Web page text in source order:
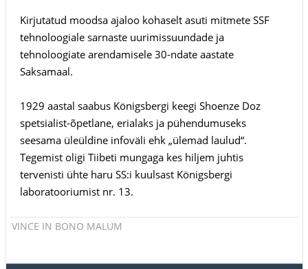
Kirjutatud moodsa ajaloo kohaselt asuti mitmete SSF
tehnoloogiale sarnaste uurimissuundade ja
tehnoloogiate arendamisele 30-ndate aastate
Saksamaal.
1929 aastal saabus Königsbergi keegi Shoenze Doz
spetsialist-õpetlane, erialaks ja pühendumuseks
seesama üleüldine infoväli ehk „ülemad laulud“.
Tegemist oligi Tiibeti mungaga kes hiljem juhtis
tervenisti ühte haru SS:i kuulsast Königsbergi
laboratooriumist nr. 13.
VINCE IN BONO MALUM